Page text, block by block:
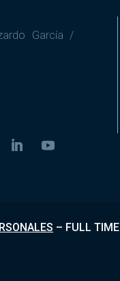
García /
– FULL TIME